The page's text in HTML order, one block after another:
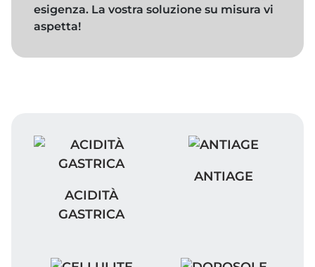
esigenza. La vostra soluzione su misura vi
aspetta!
ACIDITÀ GASTRICA
ACIDITÀ
GASTRICA
ANTIAGE
ANTIAGE